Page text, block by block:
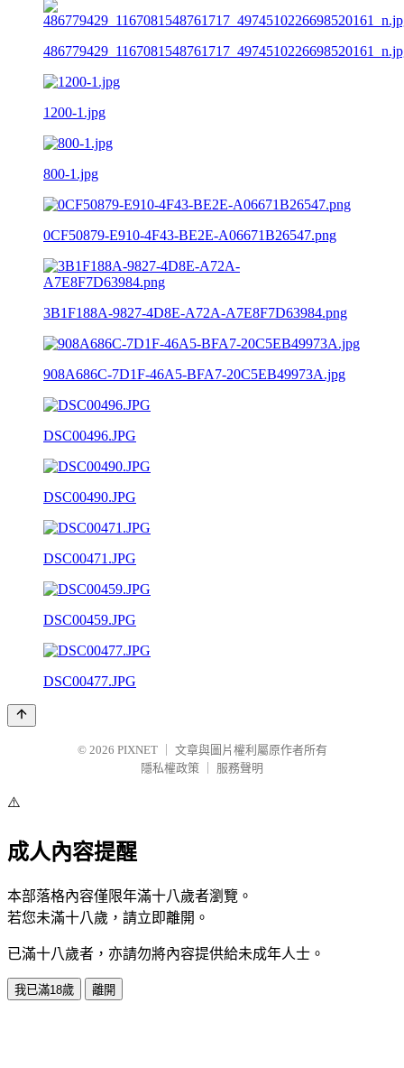
1200-1.jpg
800-1.jpg
0CF50879-E910-4F43-BE2E-A06671B26547.png
3B1F188A-9827-4D8E-A72A-A7E8F7D63984.png
908A686C-7D1F-46A5-BFA7-20C5EB49973A.jpg
DSC00496.JPG
DSC00490.JPG
DSC00471.JPG
DSC00459.JPG
DSC00477.JPG
© 2026 PIXNET
文章與圖片權利屬原作者所有
隱私權政策
服務聲明
⚠️
成人內容提醒
本部落格內容僅限年滿十八歲者瀏覽。
若您未滿十八歲，請立即離開。
已滿十八歲者，亦請勿將內容提供給未成年人士。
我已滿18歲 離開